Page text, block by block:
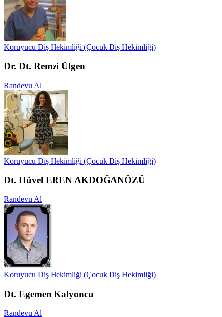
Koruyucu Diş Hekimliği (Çocuk Diş Hekimliği)
Dr. Dt. Remzi Ülgen
Randevu Al
Koruyucu Diş Hekimliği (Çocuk Diş Hekimliği)
Dt. Hüvel EREN AKDOĞANÖZÜ
Randevu Al
Koruyucu Diş Hekimliği (Çocuk Diş Hekimliği)
Dt. Egemen Kalyoncu
Randevu Al